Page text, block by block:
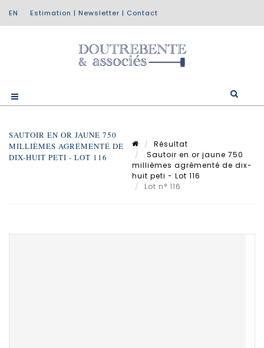
Estimation | Newsletter | Contact
SAUTOIR EN OR JAUNE 750
MILLIÈMES AGRÉMENTÉ DE
DIX-HUIT PETI - LOT 116
Résultat
Sautoir en or jaune 750
millièmes agrémenté de dix-
huit peti - Lot 116
Lot n° 116